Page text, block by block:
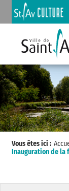
Vous êtes ici :
Inauguration de la